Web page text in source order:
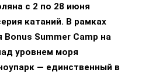
с 2 по 28 июня
катаний. В рамках
Summer Camp на
уровнем моря
— единственный в